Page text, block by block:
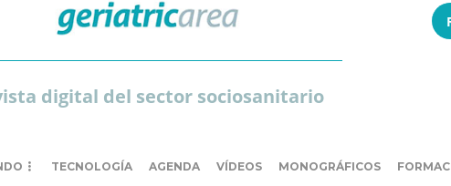
digital del sector sociosanitario
TECNOLOGÍA AGENDA VÍDEOS MONOGRÁFICOS